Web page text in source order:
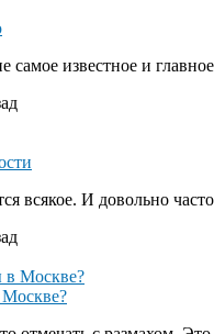
известное и
всякое. И довольно
Москве?